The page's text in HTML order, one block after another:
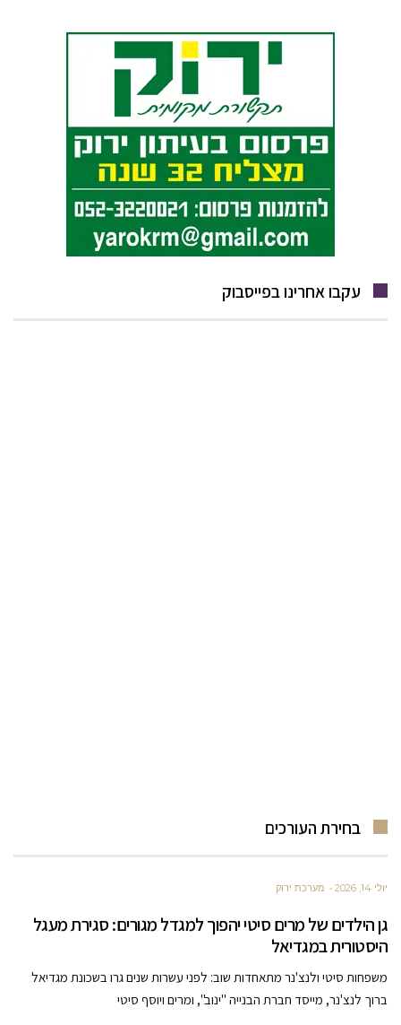
עקבו אחרינו בפייסבוק
בחירת העורכים
יולי 14, 2026 מערכת ירוק
גן הילדים של מרים סיטי יהפוך למגדל מגורים: סגירת מעגל
היסטורית במגדיאל
משפחות סיטי ולנצ'נר מתאחדות שוב: לפני עשרות שנים גרו בשכונת מגדיאל
ברוך לנצ'נר, מייסד חברת הבנייה "ינוב", ומרים ויוסף סיטי